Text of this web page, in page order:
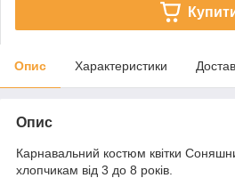
Опис Характеристики
Опис
Карнавальний костюм квітки
хлопчикам від 3 до 8 років.